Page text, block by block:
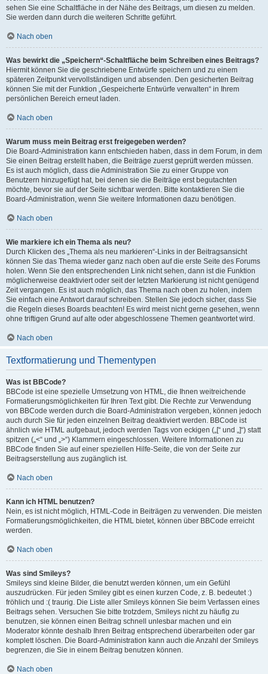
sehen Sie eine Schaltfläche in der Nähe des Beitrags, um diesen zu melden.
Sie werden dann durch die weiteren Schritte geführt.
Nach oben
Was bewirkt die „Speichern“-Schaltfläche beim Schreiben eines Beitrags?
Hiermit können Sie die geschriebene Entwürfe speichern und zu einem
späteren Zeitpunkt vervollständigen und absenden. Den gesicherten Beitrag
können Sie mit der Funktion „Gespeicherte Entwürfe verwalten“ in Ihrem
persönlichen Bereich erneut laden.
Nach oben
Warum muss mein Beitrag erst freigegeben werden?
Die Board-Administration kann entschieden haben, dass in dem Forum, in dem
Sie einen Beitrag erstellt haben, die Beiträge zuerst geprüft werden müssen.
Es ist auch möglich, dass die Administration Sie zu einer Gruppe von
Benutzern hinzugefügt hat, bei denen sie die Beiträge erst begutachten
möchte, bevor sie auf der Seite sichtbar werden. Bitte kontaktieren Sie die
Board-Administration, wenn Sie weitere Informationen dazu benötigen.
Nach oben
Wie markiere ich ein Thema als neu?
Durch Klicken des „Thema als neu markieren“-Links in der Beitragsansicht
können Sie das Thema wieder ganz nach oben auf die erste Seite des Forums
holen. Wenn Sie den entsprechenden Link nicht sehen, dann ist die Funktion
möglicherweise deaktiviert oder seit der letzten Markierung ist nicht genügend
Zeit vergangen. Es ist auch möglich, das Thema nach oben zu holen, indem
Sie einfach eine Antwort darauf schreiben. Stellen Sie jedoch sicher, dass Sie
die Regeln dieses Boards beachten! Es wird meist nicht gerne gesehen, wenn
ohne triftigen Grund auf alte oder abgeschlossene Themen geantwortet wird.
Nach oben
Textformatierung und Thementypen
Was ist BBCode?
BBCode ist eine spezielle Umsetzung von HTML, die Ihnen weitreichende
Formatierungsmöglichkeiten für Ihren Text gibt. Die Rechte zur Verwendung
von BBCode werden durch die Board-Administration vergeben, können jedoch
auch durch Sie für jeden einzelnen Beitrag deaktiviert werden. BBCode ist
ähnlich wie HTML aufgebaut, jedoch werden Tags von eckigen („[“ und „]“) statt
spitzen („<“ und „>“) Klammern eingeschlossen. Weitere Informationen zu
BBCode finden Sie auf einer speziellen Hilfe-Seite, die von der Seite zur
Beitragserstellung aus zugänglich ist.
Nach oben
Kann ich HTML benutzen?
Nein, es ist nicht möglich, HTML-Code in Beiträgen zu verwenden. Die meisten
Formatierungsmöglichkeiten, die HTML bietet, können über BBCode erreicht
werden.
Nach oben
Was sind Smileys?
Smileys sind kleine Bilder, die benutzt werden können, um ein Gefühl
auszudrücken. Für jeden Smiley gibt es einen kurzen Code, z. B. bedeutet :)
fröhlich und :( traurig. Die Liste aller Smileys können Sie beim Verfassen eines
Beitrags sehen. Versuchen Sie bitte trotzdem, Smileys nicht zu häufig zu
benutzen, sie können einen Beitrag schnell unlesbar machen und ein
Moderator könnte deshalb Ihren Beitrag entsprechend überarbeiten oder gar
komplett löschen. Die Board-Administration kann auch die Anzahl der Smileys
begrenzen, die Sie in einem Beitrag benutzen können.
Nach oben